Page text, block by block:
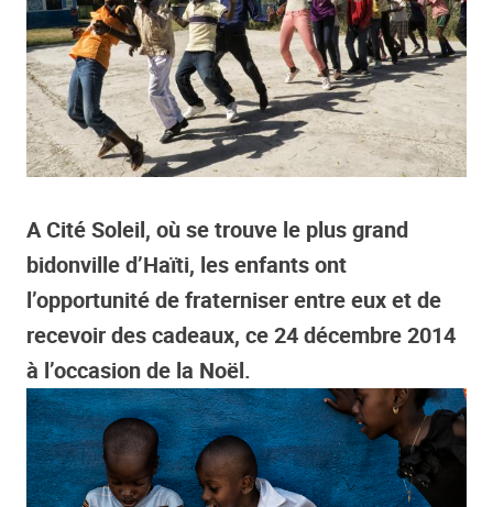
A Cité Soleil, où se trouve le plus grand
bidonville d’Haïti, les enfants ont
l’opportunité de fraterniser entre eux et de
recevoir des cadeaux, ce 24 décembre 2014
à l’occasion de la Noël.